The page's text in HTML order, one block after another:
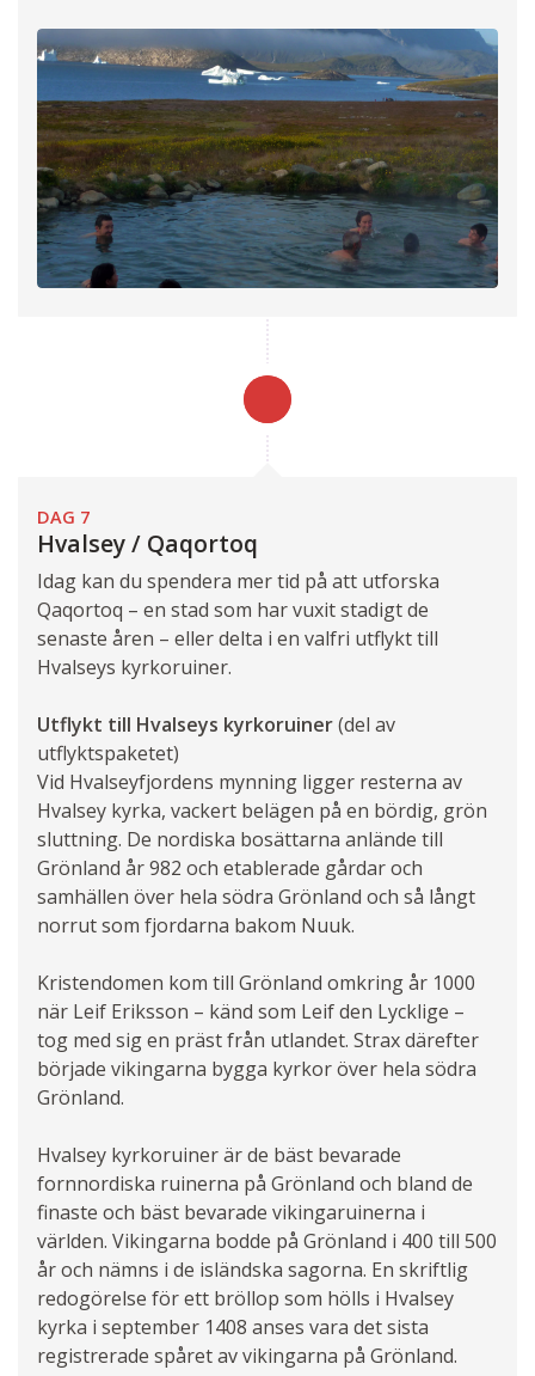
DAG 7
Hvalsey / Qaqortoq
Idag kan du spendera mer tid på att utforska
Qaqortoq – en stad som har vuxit stadigt de
senaste åren – eller delta i en valfri utflykt till
Hvalseys kyrkoruiner.
Utflykt till Hvalseys kyrkoruiner(del av
utflyktspaketet)
Vid Hvalseyfjordens mynning ligger resterna av
Hvalsey kyrka, vackert belägen på en bördig, grön
sluttning. De nordiska bosättarna anlände till
Grönland år 982 och etablerade gårdar och
samhällen över hela södra Grönland och så långt
norrut som fjordarna bakom Nuuk.
Kristendomen kom till Grönland omkring år 1000
när Leif Eriksson – känd som Leif den Lycklige –
tog med sig en präst från utlandet. Strax därefter
började vikingarna bygga kyrkor över hela södra
Grönland.
Hvalsey kyrkoruiner är de bäst bevarade
fornnordiska ruinerna på Grönland och bland de
finaste och bäst bevarade vikingaruinerna i
världen. Vikingarna bodde på Grönland i 400 till 500
år och nämns i de isländska sagorna. En skriftlig
redogörelse för ett bröllop som hölls i Hvalsey
kyrka i september 1408 anses vara det sista
registrerade spåret av vikingarna på Grönland.